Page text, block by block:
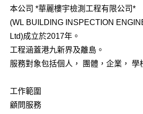
本公司 *華麗樓宇檢測工程有限公司*
(WL BUILDING INSPECTION
Ltd)成立於2017年。
工程涵蓋港九新界及離島。
服務對象包括個人， 團體，企業， 學
工作範圍
顧問服務